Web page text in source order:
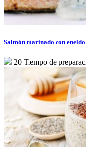
Salmón marinado con
20 Tiempo de